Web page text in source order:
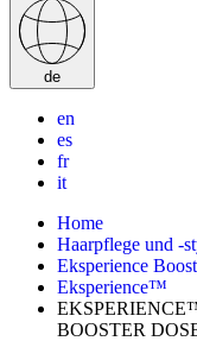
de
en
es
fr
it
Home
Haarpflege und -
Eksperience Boost
Eksperience™
BOOSTER